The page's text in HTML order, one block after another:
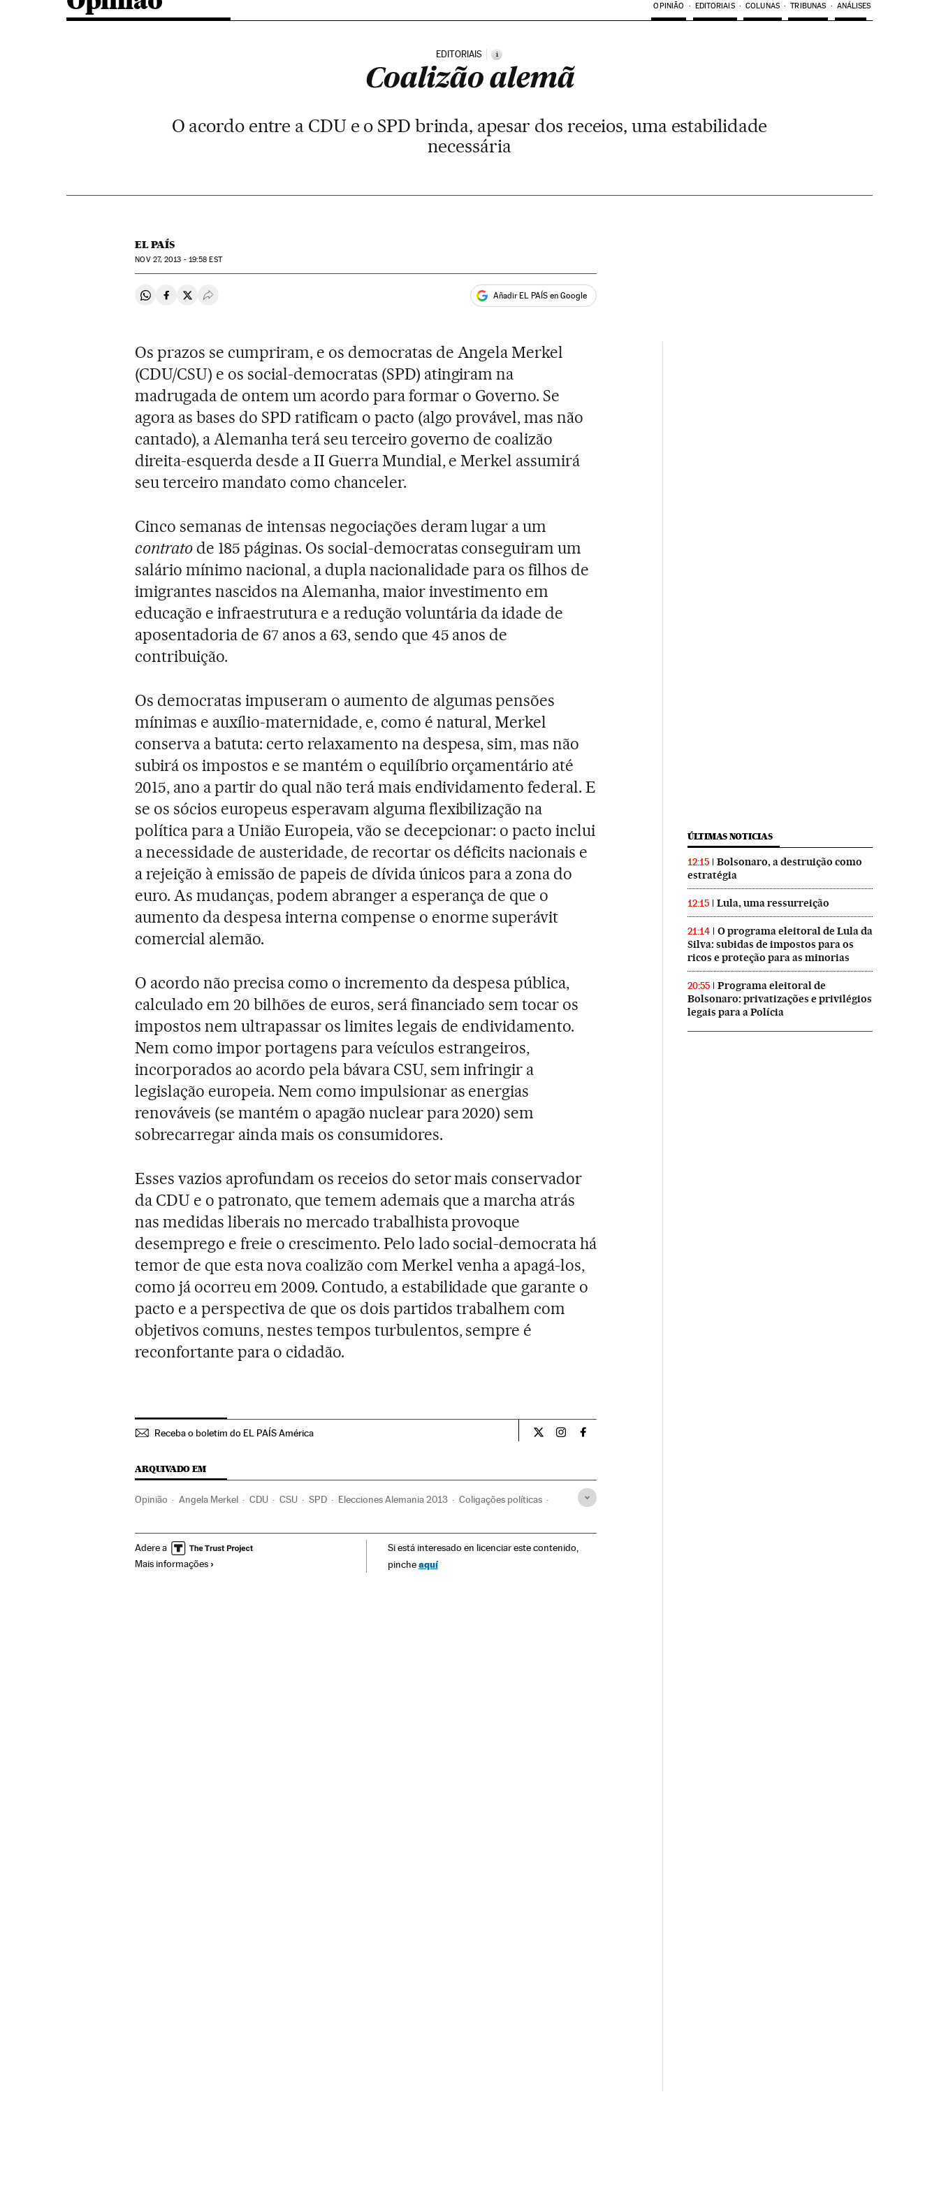
OPINIÃO EDITORIAIS COLUNAS TRIBUNAS ANÁLISES
EDITORIAIS i
Coalizão alemã
O acordo entre a CDU e o SPD brinda, apesar dos receios, uma estabilidade
necessária
EL PAÍS
NOV27, 2013 - 19:58 EST
Compartir en Whatsapp
Compartir en Facebook
Compartir en Twitter
Desplegar Redes Sociales Añadir EL PAÍS en Google
Os prazos se cumpriram, e os democratas de Angela Merkel
(CDU/CSU) e os social-democratas (SPD) atingiram na
madrugada de ontem um acordo para formar o Governo. Se
agora as bases do SPD ratificam o pacto (algo provável, mas não
cantado), a Alemanha terá seu terceiro governo de coalizão
direita-esquerda desde a II Guerra Mundial, e Merkel assumirá
seu terceiro mandato como chanceler.
Cinco semanas de intensas negociações deram lugar a um
contrato de 185 páginas. Os social-democratas conseguiram um
salário mínimo nacional, a dupla nacionalidade para os filhos de
imigrantes nascidos na Alemanha, maior investimento em
educação e infraestrutura e a redução voluntária da idade de
aposentadoria de 67 anos a 63, sendo que 45 anos de
contribuição.
Os democratas impuseram o aumento de algumas pensões
mínimas e auxílio-maternidade, e, como é natural, Merkel
conserva a batuta: certo relaxamento na despesa, sim, mas não
subirá os impostos e se mantém o equilíbrio orçamentário até
2015, ano a partir do qual não terá mais endividamento federal. E
se os sócios europeus esperavam alguma flexibilização na
política para a União Europeia, vão se decepcionar: o pacto inclui
a necessidade de austeridade, de recortar os déficits nacionais e
a rejeição à emissão de papeis de dívida únicos para a zona do
euro. As mudanças, podem abranger a esperança de que o
aumento da despesa interna compense o enorme superávit
comercial alemão.
O acordo não precisa como o incremento da despesa pública,
calculado em 20 bilhões de euros, será financiado sem tocar os
impostos nem ultrapassar os limites legais de endividamento.
Nem como impor portagens para veículos estrangeiros,
incorporados ao acordo pela bávara CSU, sem infringir a
legislação europeia. Nem como impulsionar as energias
renováveis (se mantém o apagão nuclear para 2020) sem
sobrecarregar ainda mais os consumidores.
Esses vazios aprofundam os receios do setor mais conservador
da CDU e o patronato, que temem ademais que a marcha atrás
nas medidas liberais no mercado trabalhista provoque
desemprego e freie o crescimento. Pelo lado social-democrata há
temor de que esta nova coalizão com Merkel venha a apagá-los,
como já ocorreu em 2009. Contudo, a estabilidade que garante o
pacto e a perspectiva de que os dois partidos trabalhem com
objetivos comuns, nestes tempos turbulentos, sempre é
reconfortante para o cidadão.
Receba o boletim do EL PAÍS América Opiniao El País Brasil en Twitter
Opiniao El País Brasil en Instagram
Opiniao El País Brasil en Facebook
ARQUIVADO EM
Opinião Angela Merkel CDU CSU SPD Elecciones Alemania 2013 Coligações políticas
Adere a
Mais informações
Si está interesado en licenciar este contenido,
pincheaquí
ÚLTIMAS NOTICIAS
12:15
Bolsonaro, a destruição como
estratégia
12:15 Lula, uma ressurreição
21:14
O programa eleitoral de Lula da
Silva: subidas de impostos para os
ricos e proteção para as minorias
20:55
Programa eleitoral de
Bolsonaro: privatizações e privilégios
legais para a Polícia